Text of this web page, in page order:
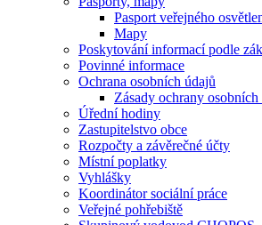
Pasport veřejného
Mapy
Poskytování informací podle
Povinné informace
Ochrana osobních údajů
Zásady ochrany osobních
Úřední hodiny
Zastupitelstvo obce
Rozpočty a závěrečné účty
Místní poplatky
Vyhlášky
Koordinátor sociální práce
Veřejné pohřebiště